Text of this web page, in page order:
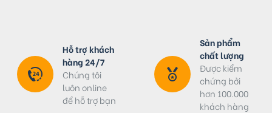
Hỗ trợ khách
hàng 24/7
Chúng tôi
luôn online
để hỗ trợ bạn
Sản phẩm
chất lượng
Được kiểm
chứng bởi
hơn 100.000
khách hàng